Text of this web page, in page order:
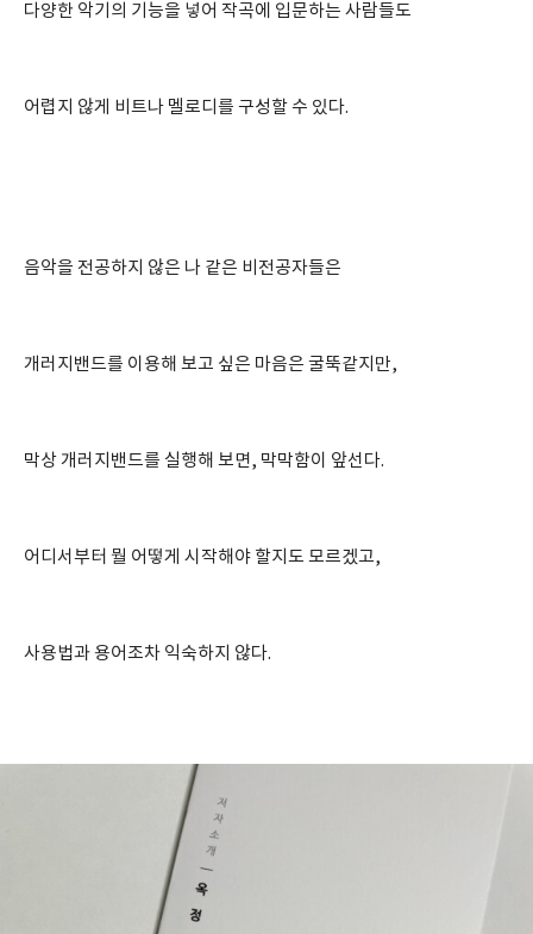
다양한 악기의 기능을 넣어 작곡에 입문하는 사람들도
어렵지 않게 비트나 멜로디를 구성할 수 있다.
음악을 전공하지 않은 나 같은 비전공자들은
개러지밴드를 이용해 보고 싶은 마음은 굴뚝같지만,
막상 개러지밴드를 실행해 보면, 막막함이 앞선다.
어디서부터 뭘 어떻게 시작해야 할지도 모르겠고,
사용법과 용어조차 익숙하지 않다.